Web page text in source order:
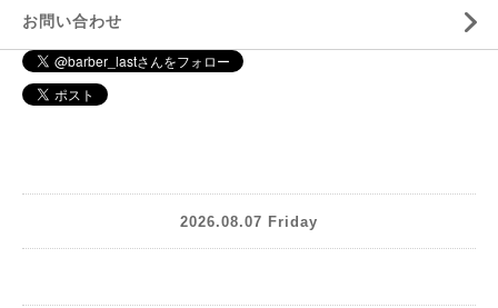
お問い合わせ
2026.08.07 Friday